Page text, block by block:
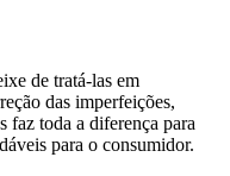
de tratá-las em
das imperfeições,
faz toda a diferença para
para o consumidor.